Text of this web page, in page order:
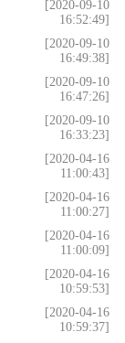
[2020-09-10
16:52:49]
[2020-09-10
16:49:38]
[2020-09-10
16:47:26]
[2020-09-10
16:33:23]
[2020-04-16
11:00:43]
[2020-04-16
11:00:27]
[2020-04-16
11:00:09]
[2020-04-16
10:59:53]
[2020-04-16
10:59:37]